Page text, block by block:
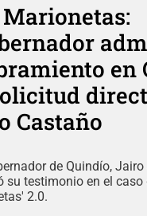
Marionetas:
en
Castaño
de Quindío,
su testimonio en el caso
2.0.